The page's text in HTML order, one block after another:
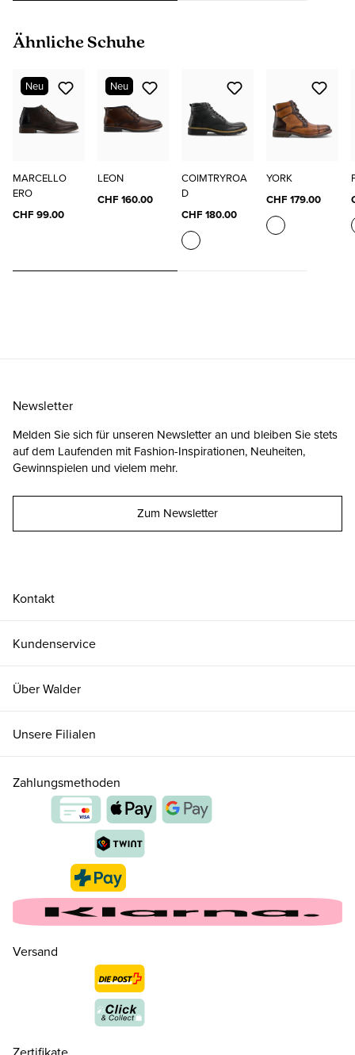
CHF 160.00
Produktgalerie überspringen
Ähnliche Schuhe
Neu
MARCELLO
ERO
CHF 99.00
Neu
LEON
CHF 160.00
COIMTRYROA
D
CHF 180.00
YORK
CHF 179.00
Kontakt
Kundenservice
Über Walder
Unsere Filialen
Newsletter
Melden Sie sich für unseren Newsletter an und bleiben Sie stets
auf dem Laufenden mit Fashion-Inspirationen, Neuheiten,
Gewinnspielen und vielem mehr.
Zum Newsletter
Zahlungsmethoden
Versand